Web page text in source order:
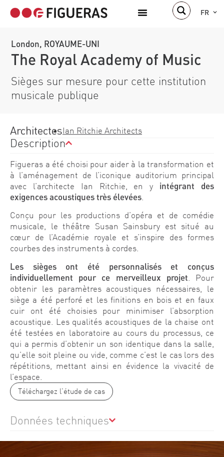
FR
London, ROYAUME-UNI
The Royal Academy of Music
Sièges sur mesure pour cette institution
musicale publique
ArchitectesIan Ritchie Architects
Description
Figueras a été choisi pour aider à la transformation et
à l’aménagement de l’iconique auditorium principal
avec l’architecte Ian Ritchie, en y intégrant des
exigences acoustiques très élevées
Conçu pour les productions d’opéra et de comédie
musicale, le théâtre Susan Sainsbury est situé au
cœur de l’Académie royale et s’inspire des formes
courbes des instruments à cordes.
Les sièges ont été personnalisés et conçus
individuellement pour ce merveilleux projet . Pour
obtenir les paramètres acoustiques nécessaires, le
siège a été perforé et les finitions en bois et en faux
cuir ont été choisies pour minimiser l’absorption
acoustique. Les qualités acoustiques de la chaise ont
été testées en laboratoire au cours du processus, ce
qui a permis d’obtenir un son identique dans la salle,
qu’elle soit pleine ou vide, comme c’est le cas lors des
répétitions, mettant ainsi en évidence la vivacité de
l’espace.
Téléchargez l'étude de cas
Données techniques